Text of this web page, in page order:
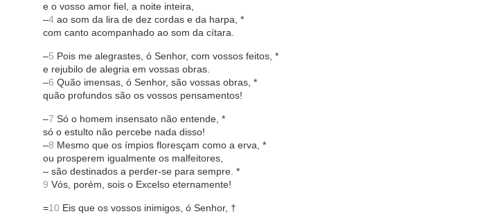
e o vosso amor fiel, a noite inteira,
–4 ao som da lira de dez cordas e da harpa, *
com canto acompanhado ao som da cítara.
–5 Pois me alegrastes, ó Senhor, com vossos feitos, *
e rejubilo de alegria em vossas obras.
–6 Quão imensas, ó Senhor, são vossas obras, *
quão profundos são os vossos pensamentos!
–7 Só o homem insensato não entende, *
só o estulto não percebe nada disso!
–8 Mesmo que os ímpios floresçam como a erva, *
ou prosperem igualmente os malfeitores,
– são destinados a perder-se para sempre. *
9 Vós, porém, sois o Excelso eternamente!
=10 Eis que os vossos inimigos, ó Senhor, †